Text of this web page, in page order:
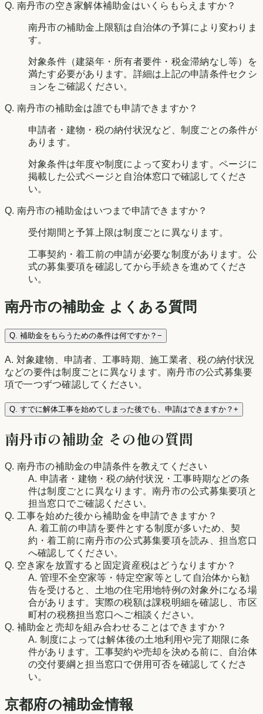
Q. 南丹市の空き家解体補助金はいくらもらえますか？
南丹市の補助金上限額は自治体の予算により変わりま
す。
対象条件（建築年・所有者要件・税金滞納なし等）を
満たす必要があります。詳細は上記の申請条件セクシ
ョンをご確認ください。
Q. 南丹市の補助金は誰でも申請できますか？
申請者・建物・税の納付状況など、制度ごとの条件が
あります。
対象条件は年度や制度によって変わります。ページに
掲載した公式ページと自治体窓口で確認してくださ
い。
Q. 南丹市の補助金はいつまで申請できますか？
受付期間と予算上限は制度ごとに異なります。
工事契約・着工前の申請が必要な制度があります。公
式の募集要項を確認してから手続きを進めてくださ
い。
南丹市の補助金 よくある質問
Q. 補助金をもらうための条件は何ですか？ −
A. 対象建物、申請者、工事時期、施工業者、税の納付状況
などの要件は制度ごとに異なります。南丹市の公式募集要
項で一つずつ確認してください。
Q. すでに解体工事を始めてしまった後でも、申請はできますか？ +
南丹市の補助金 その他の質問
Q. 南丹市の補助金の申請条件を教えてください
A. 申請者・建物・税の納付状況・工事時期などの条
件は制度ごとに異なります。南丹市の公式募集要項と
担当窓口でご確認ください。
Q. 工事を始めた後から補助金を申請できますか？
A. 着工前の申請を要件とする制度が多いため、契
約・着工前に南丹市の公式募集要項を読み、担当窓口
へ確認してください。
Q. 空き家を放置すると固定資産税はどうなりますか？
A. 管理不全空家等・特定空家等として自治体から勧
告を受けると、土地の住宅用地特例の対象外になる場
合があります。実際の税額は課税明細を確認し、市区
町村の税務担当窓口へご相談ください。
Q. 補助金と売却を組み合わせることはできますか？
A. 制度によっては解体後の土地利用や完了期限に条
件があります。工事契約や売却を決める前に、自治体
の交付要綱と担当窓口で併用可否を確認してくださ
い。
京都府の補助金情報